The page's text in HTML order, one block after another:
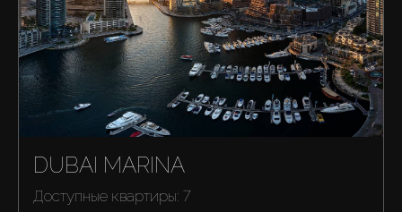
Купить
DUBAI MARINA
Доступные квартиры: 7